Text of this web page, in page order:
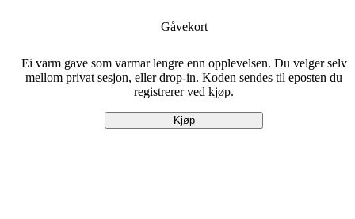
Varmen. Stillheita. Naturen.
Gåvekort
Ei varm gave som varmar lengre enn opplevelsen. Du velger selv
mellom privat sesjon, eller drop-in. Koden sendes til eposten du
registrerer ved kjøp.
Kjøp